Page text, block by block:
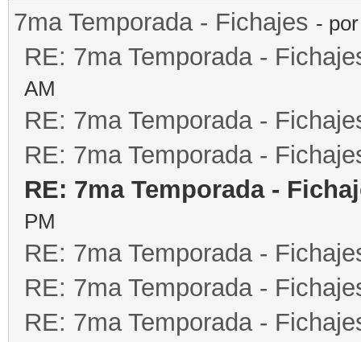
7ma Temporada - Fichajes -
RE: 7ma Temporada -
AM
RE: 7ma Temporada -
RE: 7ma Temporada -
RE: 7ma Temporada -
PM
RE: 7ma Temporada -
RE: 7ma Temporada -
RE: 7ma Temporada -